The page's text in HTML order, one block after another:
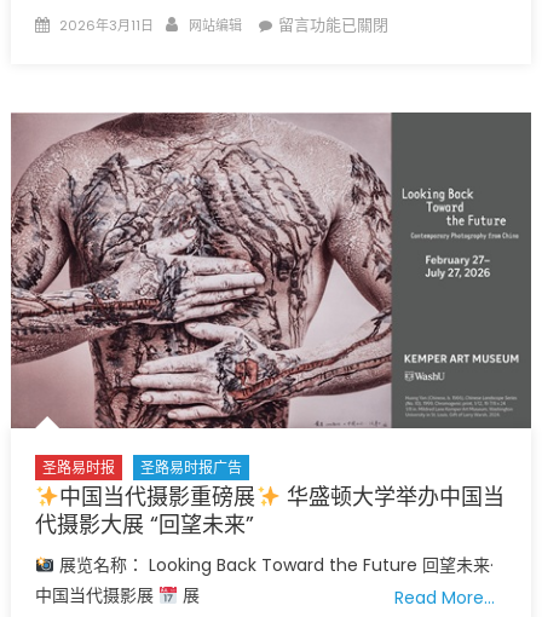
使
迎
参
加
索
取!
4
月
18
日
星
期
六
午
至
Posted
2026年3月11日 Author
网站编辑
在
的
数
字!
3
月
21
日
星
期
六
上
点
留言功能已關閉
圣路易时报 圣路易时报广告
中国当代摄影重磅展
华盛顿大学举办中国当
代摄影大展 “回望未来”
展览名称： Looking Back Toward the Future 回望未来·
中国当代摄影展
展 Read More…